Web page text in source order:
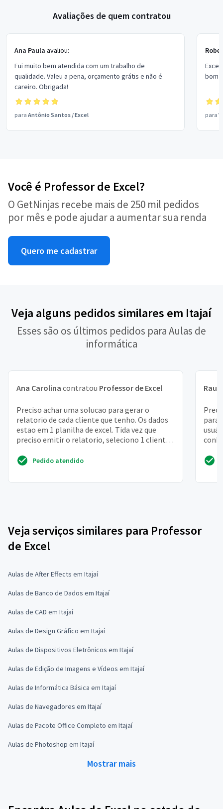
Avaliações de quem contratou
Ana Paula avaliou:
Fui muito bem atendida com um trabalho de
qualidade. Valeu a pena, orçamento grátis e não é
careiro. Obrigada!
para Antônio Santos /Excel
bom
para
Você é Professor de Excel?
O GetNinjas recebe mais de 250 mil pedidos
por mês e pode ajudar a aumentar sua renda
Quero me cadastrar
Veja alguns pedidos similares em Itajaí
Esses são os últimos pedidos para Aulas de
informática
Ana Carolina contratou Professor de Excel
Preciso achar uma solucao para gerar o
relatorio de cada cliente que tenho. Os dados
estao em 1 planilha de excel. Tida vez que
preciso emitir o relatorio, seleciono 1 cliente
Pedido atendido
Raul
para
Veja serviços similares para Professor
de Excel
Aulas de After Effects em Itajaí
Aulas de Banco de Dados em Itajaí
Aulas de CAD em Itajaí
Aulas de Design Gráfico em Itajaí
Aulas de Dispositivos Eletrônicos em Itajaí
Aulas de Edição de Imagens e Vídeos em Itajaí
Aulas de Informática Básica em Itajaí
Aulas de Navegadores em Itajaí
Aulas de Pacote Office Completo em Itajaí
Aulas de Photoshop em Itajaí
Mostrar mais